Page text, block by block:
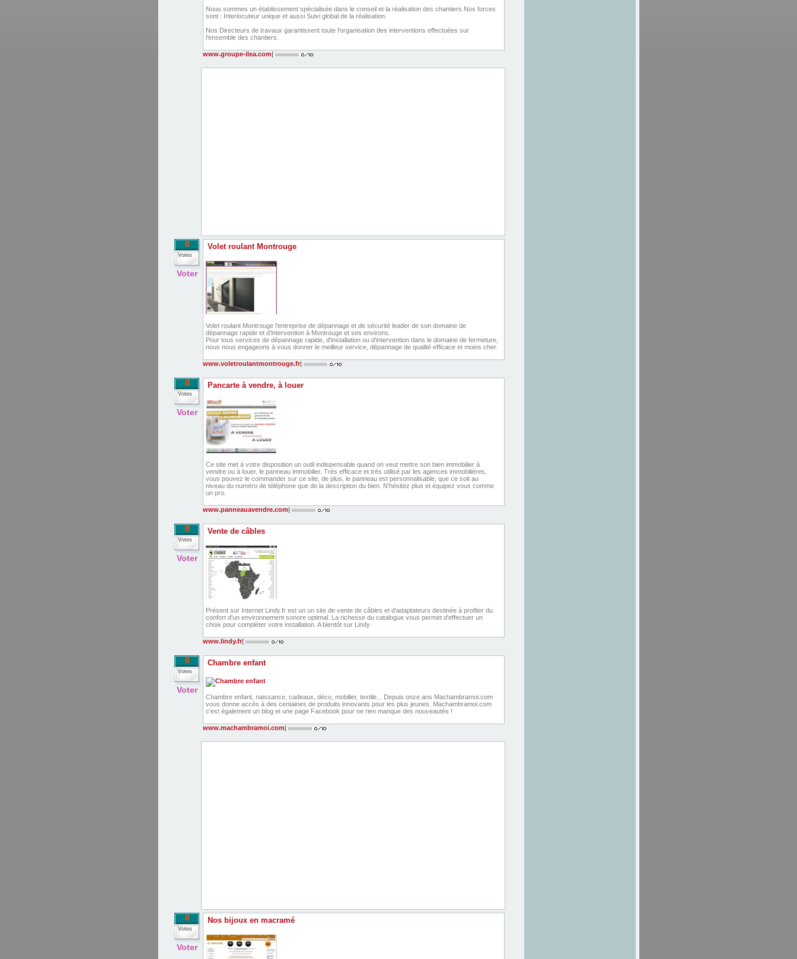
Nous sommes un établissement spécialisée dans le conseil et la réalisation des chantiers.Nos forces
sont : Interlocuteur unique et aussi Suivi global de la réalisation.
Nos Directeurs de travaux garantissent toute l'organisation des interventions effectuées sur
l’ensemble des chantiers.
www.groupe-ilea.com
0
Votes
Voter
Volet roulant Montrouge
Volet roulant Montrouge l'entreprise de dépannage et de sécurité leader de son domaine de
dépannage rapide et d'intervention à Montrouge et ses environs.
Pour tous services de dépannage rapide, d'installation ou d'intervention dans le domaine de fermeture,
nous nous engageons à vous donner le meilleur service, dépannage de qualité efficace et moins cher.
www.voletroulantmontrouge.fr|
0
Votes
Voter
Pancarte à vendre, à louer
Ce site met à votre disposition un outil indispensable quand on veut mettre son bien immobilier à
vendre ou à louer, le panneau immobilier. Très efficace et très utilisé par les agences immobilières,
vous pouvez le commander sur ce site, de plus, le panneau est personnalisable, que ce soit au
niveau du numéro de téléphone que de la description du bien. N'hésitez plus et équipez vous comme
un pro.
www.panneauavendre.com
0
Votes
Voter
Vente de câbles
Présent sur Internet Lindy.fr est un un site de vente de câbles et d'adaptateurs destinée à profiter du
confort d'un environnement sonore optimal. La richesse du catalogue vous permet d'effectuer un
choix pour compléter votre installation. A bientôt sur Lindy
www.lindy.fr|
0
Votes
Voter
Chambre enfant
Chambre enfant, naissance, cadeaux, déco, mobilier, textile... Depuis onze ans Machambramoi.com
vous donne accès à des centaines de produits innovants pour les plus jeunes. Machambramoi.com
c'est également un blog et une page Facebook pour ne rien manque des nouveautés !
www.machambramoi.com
0
Votes
Voter
Nos bijoux en macramé